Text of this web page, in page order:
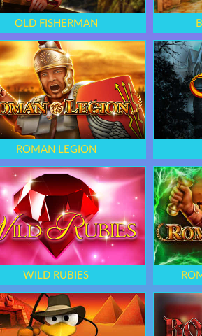
OLD FISHERMAN
ROMAN LEGION
WILD RUBIES